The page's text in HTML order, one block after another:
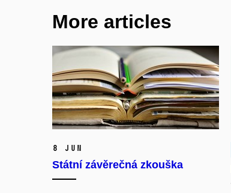
More articles
8 Jun
Státní závěrečná zkouška